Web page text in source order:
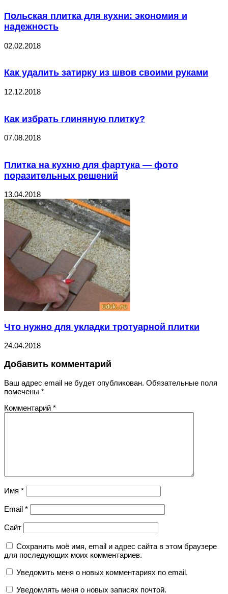
Польская плитка для кухни: экономия и
надежность
02.02.2018
Как удалить затирку из швов своими руками
12.12.2018
Как избрать глиняную плитку?
07.08.2018
Плитка на кухню для фартука — фото
поразительных решений
13.04.2018
Что нужно для укладки тротуарной плитки
24.04.2018
Добавить комментарий
Ваш адрес email не будет опубликован. Обязательные поля
помечены *
Комментарий *
Имя *
Email *
Сайт
Сохранить моё имя, email и адрес сайта в этом браузере
для последующих моих комментариев.
Уведомить меня о новых комментариях по email.
Уведомлять меня о новых записях почтой.